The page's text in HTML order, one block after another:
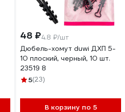
48 ₽4.8 ₽/шт
Дюбель-хомут duwi ДХП 5-
10 плоский, черный, 10 шт.
23519 8
5(23)
В корзину по 5